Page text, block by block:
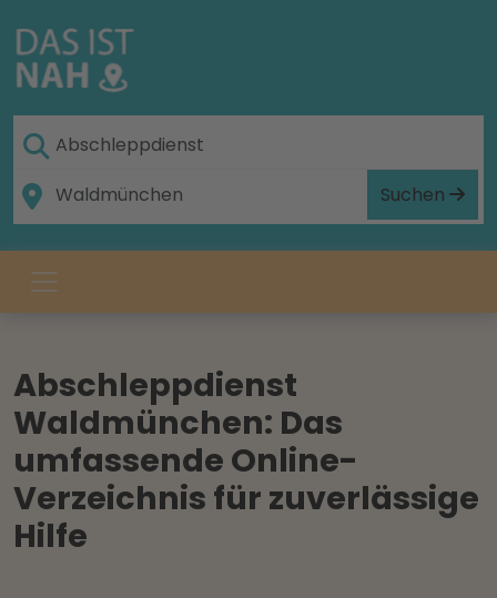
Suchen
Abschleppdienst
Waldmünchen: Das
umfassende Online-
Verzeichnis für zuverlässige
Hilfe